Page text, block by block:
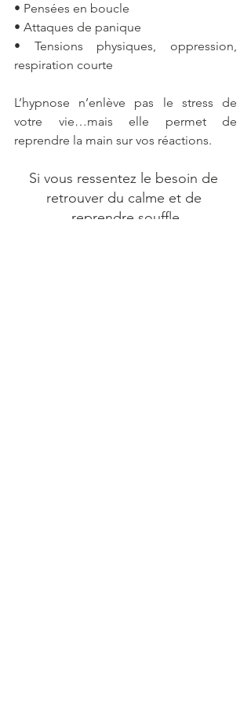
• Pensées en boucle
• Attaques de panique
• Tensions physiques, oppression,
respiration courte
L’hypnose n’enlève pas le stress de
votre vie…mais elle permet de
reprendre la main sur vos réactions.
Si vous ressentez le besoin de
retrouver du calme et de
reprendre souffle